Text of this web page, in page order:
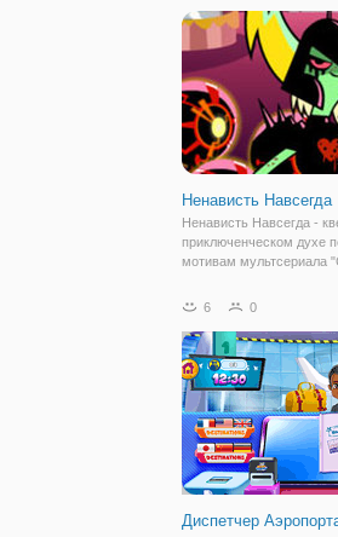
сегодняшней игры
цвет. Вам
Ненависть Навсегда
Ненависть Навсегда -
приключенческом духе
мотивам мультсериала
веселой и качественно
вас ждут веселые мини-
каждым уровнем их
6 0
Диспетчер